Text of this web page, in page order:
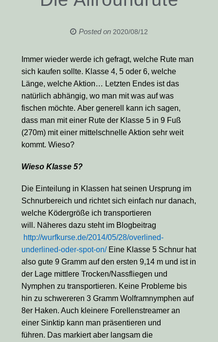
Posted on 2020/08/12
Immer wieder werde ich gefragt, welche Rute man
sich kaufen sollte. Klasse 4, 5 oder 6, welche
Länge, welche Aktion… Letzten Endes ist das
natürlich abhängig, wo man mit was auf was
fischen möchte. Aber generell kann ich sagen,
dass man mit einer Rute der Klasse 5 in 9 Fuß
(270m) mit einer mittelschnelle Aktion sehr weit
kommt. Wieso?
Wieso Klasse 5?
Die Einteilung in Klassen hat seinen Ursprung im
Schnurbereich und richtet sich einfach nur danach,
welche Ködergröße ich transportieren
will. Näheres dazu steht im Blogbeitrag
http://wurfkurse.de/2014/05/28/overlined-
underlined-oder-spot-on/Eine Klasse 5 Schnur hat
also gute 9 Gramm auf den ersten 9,14 m und ist in
der Lage mittlere Trocken/Nassfliegen und
Nymphen zu transportieren. Keine Probleme bis
hin zu schwereren 3 Gramm Wolframnymphen auf
8er Haken. Auch kleinere Forellenstreamer an
einer Sinktip kann man präsentieren und
führen. Das markiert aber langsam die